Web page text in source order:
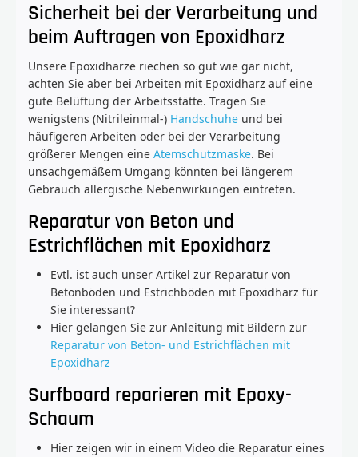
Sicherheit bei der Verarbeitung und
beim Auftragen von Epoxidharz
Unsere Epoxidharze riechen so gut wie gar nicht,
achten Sie aber bei Arbeiten mit Epoxidharz auf eine
gute Belüftung der Arbeitsstätte. Tragen Sie
wenigstens (Nitrileinmal-) Handschuhe und bei
häufigeren Arbeiten oder bei der Verarbeitung
größerer Mengen eine Atemschutzmaske. Bei
unsachgemäßem Umgang könnten bei längerem
Gebrauch allergische Nebenwirkungen eintreten.
Reparatur von Beton und
Estrichflächen mit Epoxidharz
Evtl. ist auch unser Artikel zur Reparatur von
Betonböden und Estrichböden mit Epoxidharz für
Sie interessant?
Hier gelangen Sie zur Anleitung mit Bildern zur
Reparatur von Beton- und Estrichflächen mit
Epoxidharz
Surfboard reparieren mit Epoxy-
Schaum
Hier zeigen wir in einem Video die Reparatur eines